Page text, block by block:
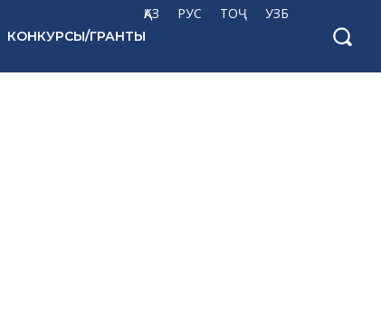
ҚАЗ РУС ТОҶ УЗБ
КОНКУРСЫ/ГРАНТЫ